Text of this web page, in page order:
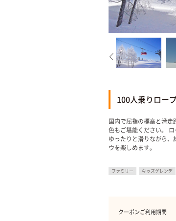
100人乗りロー
国内で屈指の標高と滑
色もご堪能ください。
ゆったりと滑りながら
ウを楽しめます。
ファミリー キッズゲレンデ
クーポンご利用期間